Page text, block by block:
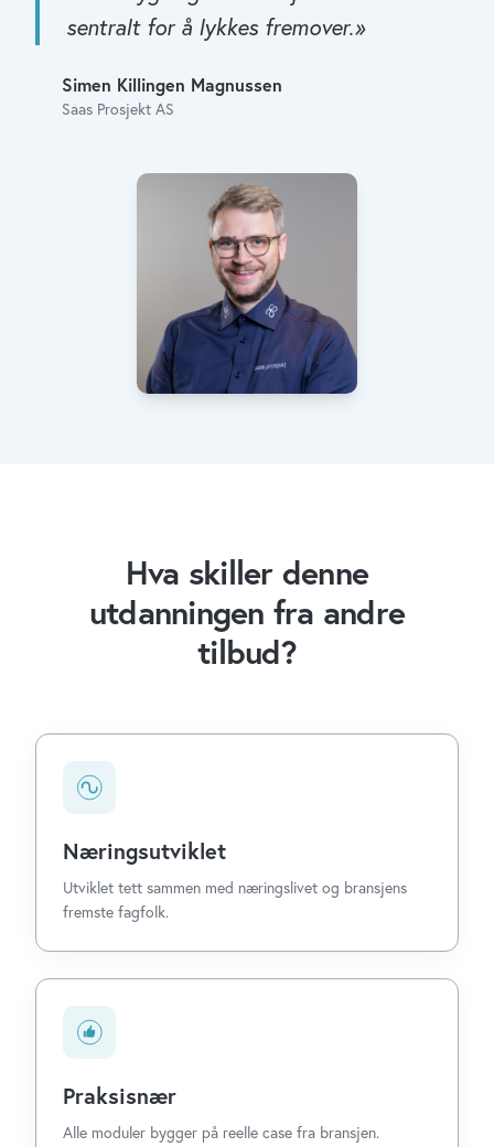
sentralt for å lykkes fremover.»
Simen Killingen Magnussen
Saas Prosjekt AS
Hva skiller denne
utdanningen fra andre
tilbud?
Næringsutviklet
Utviklet tett sammen med næringslivet og bransjens
fremste fagfolk.
Praksisnær
Alle moduler bygger på reelle case fra bransjen.